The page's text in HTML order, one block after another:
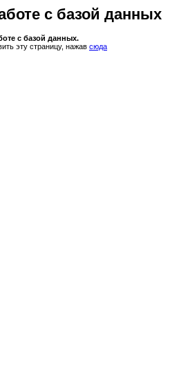
с базой данных
с базой данных.
эту страницу, нажав сюда